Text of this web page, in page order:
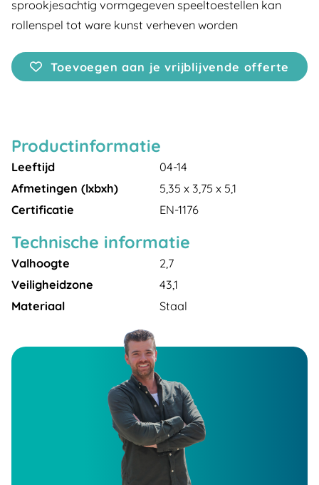
sprookjesachtig vormgegeven speeltoestellen kan
rollenspel tot ware kunst verheven worden
Toevoegen aan je vrijblijvende offerte
Productinformatie
Leeftijd
04-14
Afmetingen (lxbxh)
5,35 x 3,75 x 5,1
Certificatie
EN-1176
Technische informatie
Valhoogte
2,7
Veiligheidzone
43,1
Materiaal
Staal